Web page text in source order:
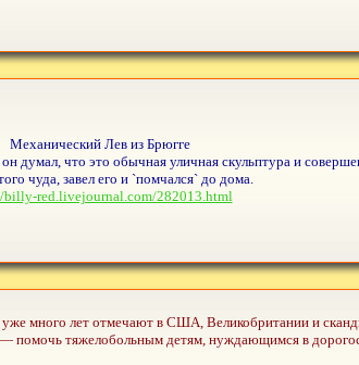
Механический Лев из Брюгге
думал, что это обычная уличная скульптура и
чуда, завел его и `помчался` до дома.
red.livejournal.com/282013.html
много лет отмечают в США, Великобритании и
— помочь тяжелобольным детям, нуждающимся в